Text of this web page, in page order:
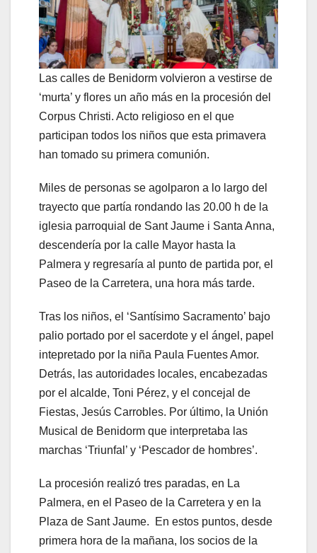
Las calles de Benidorm volvieron a vestirse de
‘murta’ y flores un año más en la procesión del
Corpus Christi. Acto religioso en el que
participan todos los niños que esta primavera
han tomado su primera comunión.
Miles de personas se agolparon a lo largo del
trayecto que partía rondando las 20.00 h de la
iglesia parroquial de Sant Jaume i Santa Anna,
descendería por la calle Mayor hasta la
Palmera y regresaría al punto de partida por, el
Paseo de la Carretera, una hora más tarde.
Tras los niños, el ‘Santísimo Sacramento’ bajo
palio portado por el sacerdote y el ángel, papel
intepretado por la niña Paula Fuentes Amor.
Detrás, las autoridades locales, encabezadas
por el alcalde, Toni Pérez, y el concejal de
Fiestas, Jesús Carrobles. Por último, la Unión
Musical de Benidorm que interpretaba las
marchas ‘Triunfal’ y ‘Pescador de hombres’.
La procesión realizó tres paradas, en La
Palmera, en el Paseo de la Carretera y en la
Plaza de Sant Jaume. En estos puntos, desde
primera hora de la mañana, los socios de la